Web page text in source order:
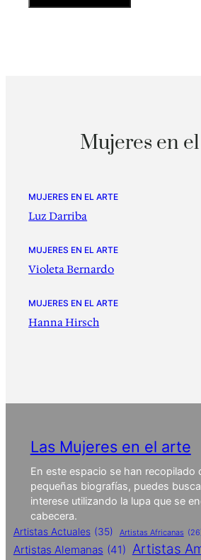
Mujeres en
MUJERES EN EL ARTE
Luz Darriba
MUJERES EN EL ARTE
Violeta Bernardo
MUJERES EN EL ARTE
Hanna Hirsch
Las Mujeres en el arte
En este espacio se han recopilado
pequeñas biografías, puedes
interese utilizando la lupa que se
cabecera.
Artistas Actuales (35) Artistas Africanas
Artistas Alemanas (41) Artistas